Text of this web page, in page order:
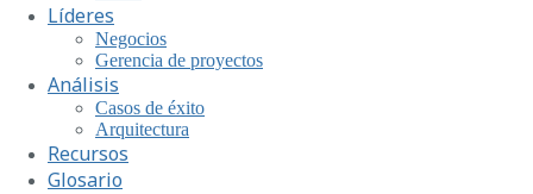
Líderes
Negocios
Gerencia de proyectos
Análisis
Casos de éxito
Arquitectura
Recursos
Glosario